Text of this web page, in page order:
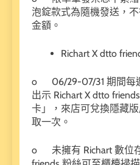
泡錠款式為隨機發送，
金額。
Richart X dtto
o 06/29-07/31 期間每
出示 Richart X dtto
卡」，來店可兌換隱藏
取一次。
o 未擁有 Richart 數位